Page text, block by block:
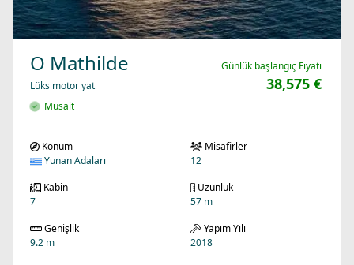
O Mathilde
Lüks motor yat
Müsait
Günlük başlangıç Fiyatı
38,575 €
Konum
Yunan Adaları
Misafirler
12
Kabin
7
Uzunluk
57 m
Genişlik
9.2 m
Yapım Yılı
2018